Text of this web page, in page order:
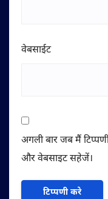
वेबसाईट
अगली बार जब मैं
और वेबसाइट सहेजें।